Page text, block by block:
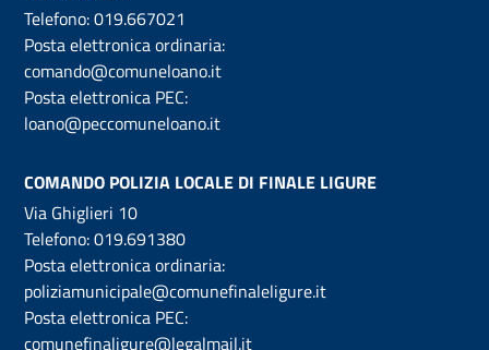
Telefono:019.667021
Posta elettronica ordinaria:
comando@comuneloano.it
Posta elettronica PEC:
loano@peccomuneloano.it
COMANDO POLIZIA LOCALE DI FINALE LIGURE
Via Ghiglieri 10
Telefono:019.691380
Posta elettronica ordinaria:
poliziamunicipale@comunefinaleligure.it
Posta elettronica PEC:
comunefinaligure@legalmail.it